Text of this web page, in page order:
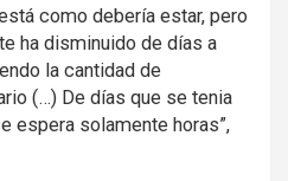
como debería estar, pero
ha disminuido de días a
la cantidad de
(…) De días que se tenia
espera solamente horas”,